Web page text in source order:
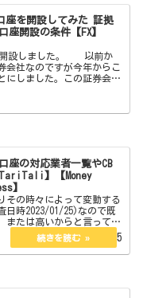
座を開設してみた 証拠
座開設の条件【FX】
開設しました。 以前か
会社なのですが今年からこ
にしました。この証券会社
座の対応業者一覧やCB
】【Money
】
その時々によって変動する
日時2023/01/25)なので既
または高いからと言ってず
でもありません。今現在は
口座は3つありその3つのCB
2023.01.25